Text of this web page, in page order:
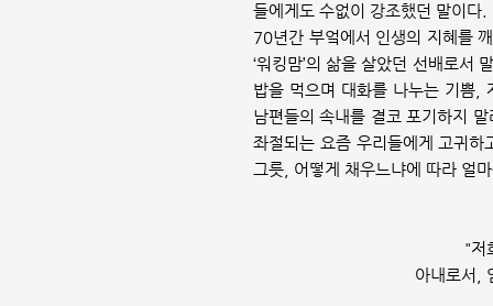
들에게도 수없이 강조했던 말이다
70년간 부엌에서 인생의 지혜를
‘워킹맘’의 삶을 살았던 선배로서
밥을 먹으며 대화를 나누는 기쁨,
남편들의 속내를 결코 포기하지
좌절되는 요즘 우리들에게 고귀
그릇, 어떻게 채우느냐에 따라 얼
"저
아내로서,